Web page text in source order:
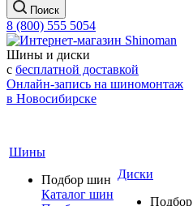
Поиск
8 (800) 555 5054
Шины и диски
с бесплатной доставкой
Онлайн-запись на шиномонтаж
в Новосибирске
Шины
Подбор шин
Каталог шин
Диски
Подбор